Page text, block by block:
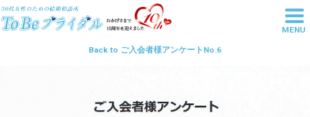
MENU
東京池袋の結婚相談所は20代・30
るToBeブライダル
Back to ご入会者様アンケートNo.6